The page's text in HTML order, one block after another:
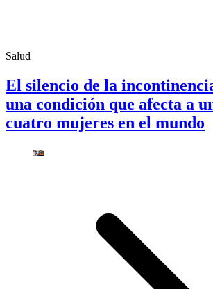
Salud
El silencio de la
una condición que afecta a
cuatro mujeres en el mundo